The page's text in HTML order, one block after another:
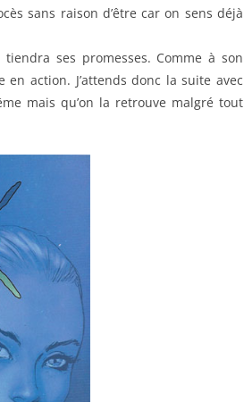
sans raison d’être car on sens déjà
ses promesses. Comme à son
action. J’attends donc la suite avec
mais qu’on la retrouve malgré tout